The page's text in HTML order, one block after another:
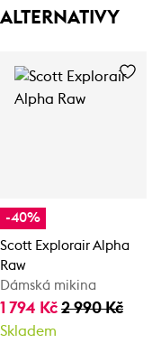
ALTERNATIVY
-40%
Scott Explorair Alpha
Raw
Dámská mikina
1 794 Kč 2 990 Kč
Skladem